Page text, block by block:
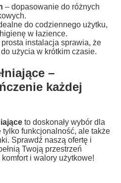
– dopasowanie do różnych
do codziennego użytku,
w łazience.
prosta instalacja sprawia, że
użycia w krótkim czasie.
–
każdej
to doskonały wybór dla
funkcjonalność, ale także
Sprawdź naszą ofertę i
Twoją przestrzeń
i walory użytkowe!